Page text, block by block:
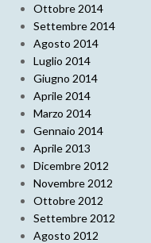
Ottobre 2014
Settembre 2014
Agosto 2014
Luglio 2014
Giugno 2014
Aprile 2014
Marzo 2014
Gennaio 2014
Aprile 2013
Dicembre 2012
Novembre 2012
Ottobre 2012
Settembre 2012
Agosto 2012